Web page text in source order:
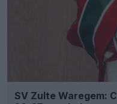
SV Zulte Waregem: